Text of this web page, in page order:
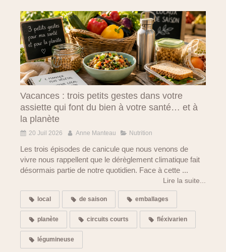
Vacances : trois petits gestes dans votre
assiette qui font du bien à votre santé… et à
la planète
20 Juil 2026 Anne Manteau Nutrition
Les trois épisodes de canicule que nous venons de
vivre nous rappellent que le dérèglement climatique fait
désormais partie de notre quotidien. Face à cette ...
Lire la suite...
local de saison emballages
planète circuits courts fléxivarien
légumineuse